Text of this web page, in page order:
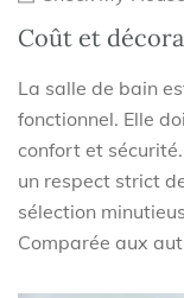
Coût et
La salle de bain
fonctionnel. Elle
confort et
un respect strict
sélection
Comparée aux